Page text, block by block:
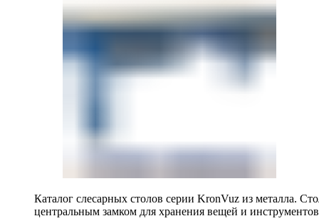
Каталог слесарных столов серии KronVuz из металла.
центральным замком для хранения вещей и